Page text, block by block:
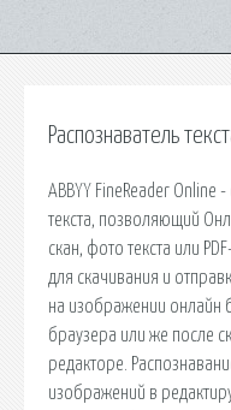
Распознаватель
ABBYY FineReader Online
текста, позволяющий
скан, фото текста или
для скачивания и
на изображении онлайн
браузера или же после
редакторе.
изображений в